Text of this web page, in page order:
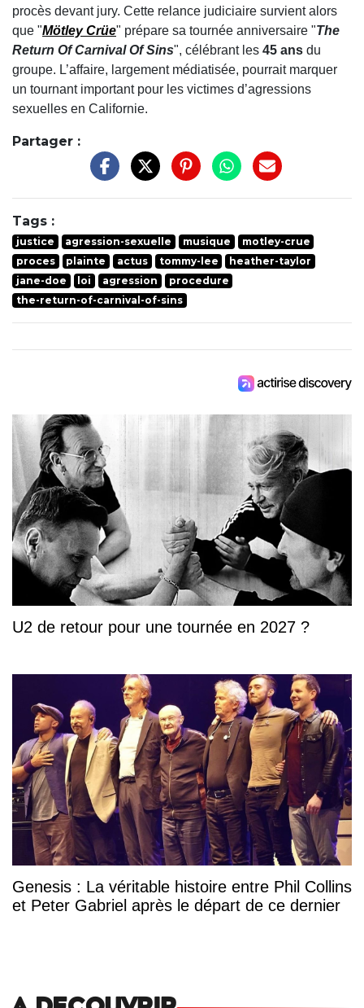
procès devant jury. Cette relance judiciaire survient alors
que "Mötley Crüe" prépare sa tournée anniversaire "The
Return Of Carnival Of Sins", célébrant les 45 ans du
groupe. L’affaire, largement médiatisée, pourrait marquer
un tournant important pour les victimes d’agressions
sexuelles en Californie.
Partager :
Tags :
justice agression-sexuelle musique
motley-crue
proces
plainte actus tommy-lee
heather-taylor
jane-doe
loi agression
procedure
the-return-of-carnival-of-sins
U2 de retour pour une tournée en 2027 ?
Genesis : La véritable histoire entre Phil Collins
et Peter Gabriel après le départ de ce dernier